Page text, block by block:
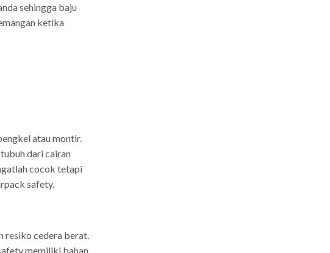
sehingga baju
ketika
atau montir.
dari cairan
cocok tetapi
safety.
resiko cedera berat.
memiliki bahan